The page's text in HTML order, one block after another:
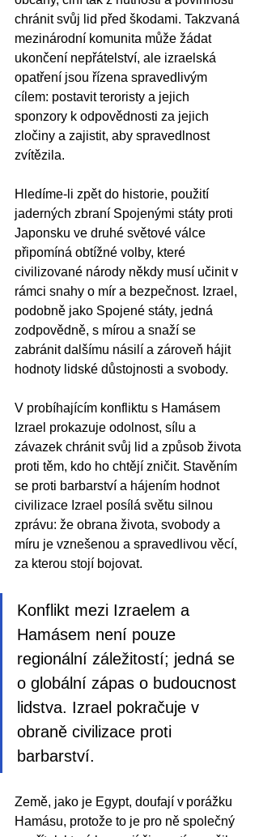
chránit svůj lid před škodami. Takzvaná
mezinárodní komunita může žádat
ukončení nepřátelství, ale izraelská
opatření jsou řízena spravedlivým
cílem: postavit teroristy a jejich
sponzory k odpovědnosti za jejich
zločiny a zajistit, aby spravedlnost
zvítězila.
Hledíme-li zpět do historie, použití
jaderných zbraní Spojenými státy proti
Japonsku ve druhé světové válce
připomíná obtížné volby, které
civilizované národy někdy musí učinit v
rámci snahy o mír a bezpečnost. Izrael,
podobně jako Spojené státy, jedná
zodpovědně, s mírou a snaží se
zabránit dalšímu násilí a zároveň hájit
hodnoty lidské důstojnosti a svobody.
V probíhajícím konfliktu s Hamásem
Izrael prokazuje odolnost, sílu a
závazek chránit svůj lid a způsob života
proti těm, kdo ho chtějí zničit. Stavěním
se proti barbarství a hájením hodnot
civilizace Izrael posílá světu silnou
zprávu: že obrana života, svobody a
míru je vznešenou a spravedlivou věcí,
za kterou stojí bojovat.
Konflikt mezi Izraelem a
Hamásem není pouze
regionální záležitostí; jedná se
o globální zápas o budoucnost
lidstva. Izrael pokračuje v
obraně civilizace proti
barbarství.
Země, jako je Egypt, doufají v porážku
Hamásu, protože to je pro ně společný